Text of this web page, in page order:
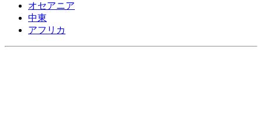
オセアニア
中東
アフリカ